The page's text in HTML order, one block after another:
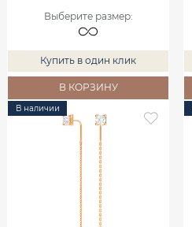
Выберите размер:
Купить в один клик
В КОРЗИНУ
В наличии